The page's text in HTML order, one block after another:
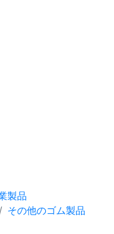
製品
その他のゴム製品